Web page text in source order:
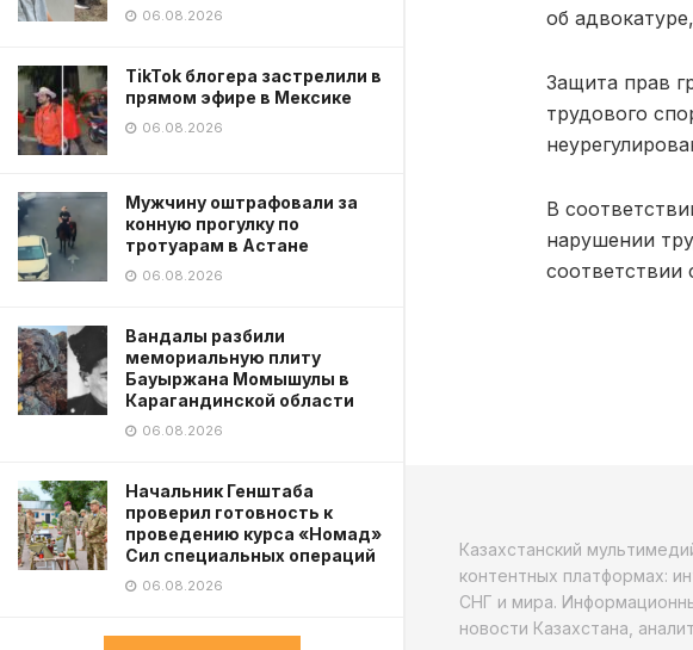
06.08.2026
TikTok блогера застрелили в
прямом эфире в Мексике
06.08.2026
Мужчину оштрафовали за
конную прогулку по
тротуарам в Астане
06.08.2026
Вандалы разбили
мемориальную плиту
Бауыржана Момышулы в
Карагандинской области
06.08.2026
Начальник Генштаба
проверил готовность к
проведению курса «Номад»
Сил специальных операций
06.08.2026
об
Защита прав
трудового
В
нарушении
соответствии
Казахстанский
контентных платформах:
СНГ и мира.
новости Казахстана,